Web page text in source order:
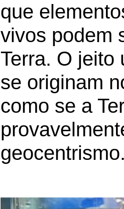
que
vivos podem
Terra. O jeito
se originam
como se a